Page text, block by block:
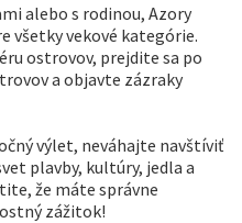
alebo s rodinou, Azory
všetky vekové kategórie.
ostrovov, prejdite sa po
a objavte zázraky
výlet, neváhajte navštíviť
plavby, kultúry, jedla a
že máte správne
zážitok!